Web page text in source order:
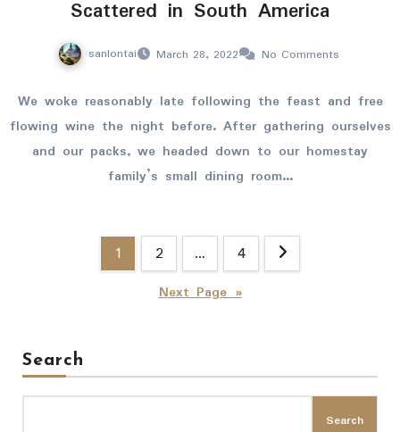
Scattered in South America
sanlontai March 28, 2022 No Comments
We woke reasonably late following the feast and free
flowing wine the night before. After gathering ourselves
and our packs, we headed down to our homestay
family’s small dining room…
1 2 … 4
Next Page »
Search
Search